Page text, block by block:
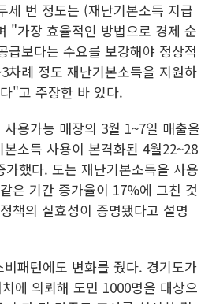
세 번 정도는 (재난기본소득 지급
"가장 효율적인 방법으로 경제 순
급보다는 수요를 보강해야 정상적
차례 정도 재난기본소득을 지원하
"고 주장한 바 있다.
용가능 매장의 3월 1~7일 매출을
소득 사용이 본격화된 4월22~28
했다. 도는 재난기본소득을 사용
은 기간 증가율이 17%에 그친 것
책의 실효성이 증명됐다고 설명
패턴에도 변화를 줬다. 경기도가
에 의뢰해 도민 1000명을 대상으